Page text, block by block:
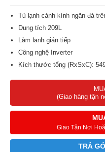
Tủ lạnh cánh kính ngăn đá
Dung tích 209L
Làm lạnh gián tiếp
Công nghệ Inverter
Kích thước tổng (RxSxC):
Các sản phẩm tủ lạnh cánh
T8209GB được sản xuất trên
Âu. Áp dụng công nghệ tiên
nghệ SILVER NANO, Máy
tiếng trên thế giới.
(Giao hàng tận
Giao Tận Nơi
TRẢ